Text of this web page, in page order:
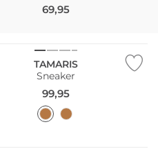
69,95
TAMARIS
Sneaker
99,95